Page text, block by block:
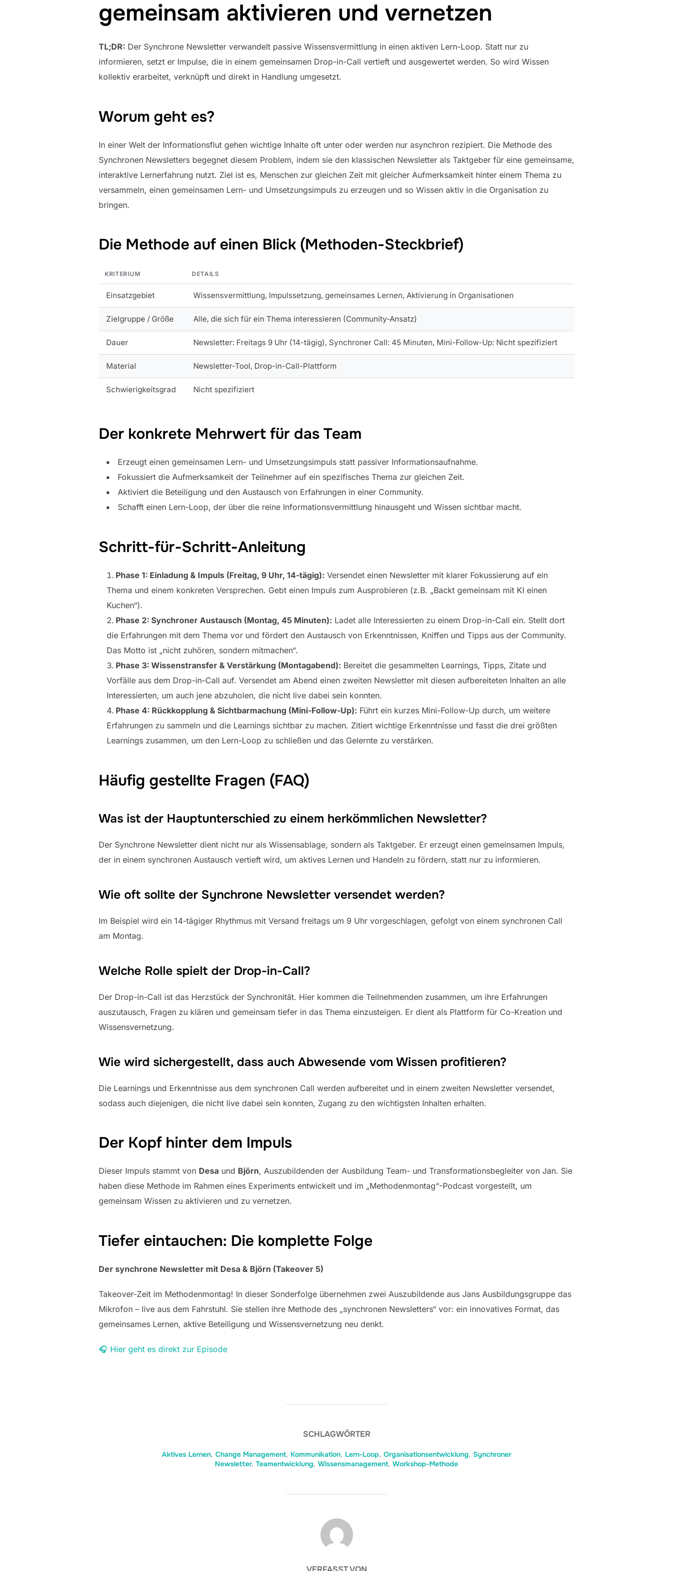
gemeinsam aktivieren und vernetzen
TL;DR: Der Synchrone Newsletter verwandelt passive Wissensvermittlung in einen aktiven Lern-Loop. Statt nur zu
informieren, setzt er Impulse, die in einem gemeinsamen Drop-in-Call vertieft und ausgewertet werden. So wird Wissen
kollektiv erarbeitet, verknüpft und direkt in Handlung umgesetzt.
Worum geht es?
In einer Welt der Informationsflut gehen wichtige Inhalte oft unter oder werden nur asynchron rezipiert. Die Methode des
Synchronen Newsletters begegnet diesem Problem, indem sie den klassischen Newsletter als Taktgeber für eine gemeinsame,
interaktive Lernerfahrung nutzt. Ziel ist es, Menschen zur gleichen Zeit mit gleicher Aufmerksamkeit hinter einem Thema zu
versammeln, einen gemeinsamen Lern- und Umsetzungsimpuls zu erzeugen und so Wissen aktiv in die Organisation zu
bringen.
Die Methode auf einen Blick (Methoden-Steckbrief)
KRITERIUM DETAILS
Einsatzgebiet Wissensvermittlung, Impulssetzung, gemeinsames Lernen, Aktivierung in Organisationen
Zielgruppe / Größe Alle, die sich für ein Thema interessieren (Community-Ansatz)
Dauer Newsletter: Freitags 9 Uhr (14-tägig), Synchroner Call: 45 Minuten, Mini-Follow-Up: Nicht spezifiziert
Material Newsletter-Tool, Drop-in-Call-Plattform
Schwierigkeitsgrad Nicht spezifiziert
Der konkrete Mehrwert für das Team
Erzeugt einen gemeinsamen Lern- und Umsetzungsimpuls statt passiver Informationsaufnahme.
Fokussiert die Aufmerksamkeit der Teilnehmer auf ein spezifisches Thema zur gleichen Zeit.
Aktiviert die Beteiligung und den Austausch von Erfahrungen in einer Community.
Schafft einen Lern-Loop, der über die reine Informationsvermittlung hinausgeht und Wissen sichtbar macht.
Schritt-für-Schritt-Anleitung
Phase 1: Einladung & Impuls (Freitag, 9 Uhr, 14-tägig): Versendet einen Newsletter mit klarer Fokussierung auf ein
Thema und einem konkreten Versprechen. Gebt einen Impuls zum Ausprobieren (z.B. „Backt gemeinsam mit KI einen
Kuchen“).
Phase 2: Synchroner Austausch (Montag, 45 Minuten): Ladet alle Interessierten zu einem Drop-in-Call ein. Stellt dort
die Erfahrungen mit dem Thema vor und fördert den Austausch von Erkenntnissen, Kniffen und Tipps aus der Community.
Das Motto ist „nicht zuhören, sondern mitmachen“.
Phase 3: Wissenstransfer & Verstärkung (Montagabend): Bereitet die gesammelten Learnings, Tipps, Zitate und
Vorfälle aus dem Drop-in-Call auf. Versendet am Abend einen zweiten Newsletter mit diesen aufbereiteten Inhalten an alle
Interessierten, um auch jene abzuholen, die nicht live dabei sein konnten.
Phase 4: Rückkopplung & Sichtbarmachung (Mini-Follow-Up): Führt ein kurzes Mini-Follow-Up durch, um weitere
Erfahrungen zu sammeln und die Learnings sichtbar zu machen. Zitiert wichtige Erkenntnisse und fasst die drei größten
Learnings zusammen, um den Lern-Loop zu schließen und das Gelernte zu verstärken.
Häufig gestellte Fragen (FAQ)
Was ist der Hauptunterschied zu einem herkömmlichen Newsletter?
Der Synchrone Newsletter dient nicht nur als Wissensablage, sondern als Taktgeber. Er erzeugt einen gemeinsamen Impuls,
der in einem synchronen Austausch vertieft wird, um aktives Lernen und Handeln zu fördern, statt nur zu informieren.
Wie oft sollte der Synchrone Newsletter versendet werden?
Im Beispiel wird ein 14-tägiger Rhythmus mit Versand freitags um 9 Uhr vorgeschlagen, gefolgt von einem synchronen Call
am Montag.
Welche Rolle spielt der Drop-in-Call?
Der Drop-in-Call ist das Herzstück der Synchronität. Hier kommen die Teilnehmenden zusammen, um ihre Erfahrungen
auszutausch, Fragen zu klären und gemeinsam tiefer in das Thema einzusteigen. Er dient als Plattform für Co-Kreation und
Wissensvernetzung.
Wie wird sichergestellt, dass auch Abwesende vom Wissen profitieren?
Die Learnings und Erkenntnisse aus dem synchronen Call werden aufbereitet und in einem zweiten Newsletter versendet,
sodass auch diejenigen, die nicht live dabei sein konnten, Zugang zu den wichtigsten Inhalten erhalten.
Der Kopf hinter dem Impuls
Dieser Impuls stammt von Desa und Björn, Auszubildenden der Ausbildung Team- und Transformationsbegleiter von Jan. Sie
haben diese Methode im Rahmen eines Experiments entwickelt und im „Methodenmontag“-Podcast vorgestellt, um
gemeinsam Wissen zu aktivieren und zu vernetzen.
Tiefer eintauchen: Die komplette Folge
Der synchrone Newsletter mit Desa & Björn (Takeover 5)
Takeover-Zeit im Methodenmontag! In dieser Sonderfolge übernehmen zwei Auszubildende aus Jans Ausbildungsgruppe das
Mikrofon – live aus dem Fahrstuhl. Sie stellen ihre Methode des „synchronen Newsletters“ vor: ein innovatives Format, das
gemeinsames Lernen, aktive Beteiligung und Wissensvernetzung neu denkt.
🎧 Hier geht es direkt zur Episode
SCHLAGWÖRTER
Aktives Lernen, Change Management, Kommunikation, Lern-Loop, Organisationsentwicklung, Synchroner
Newsletter, Teamentwicklung, Wissensmanagement, Workshop-Methode
BEITRAGSAUTOR